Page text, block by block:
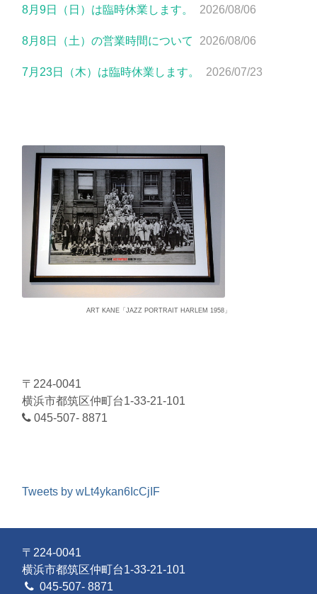
8月9日（日）は臨時休業します。 2026/08/06
8月8日（土）の営業時間について 2026/08/06
7月23日（木）は臨時休業します。 2026/07/23
ART KANE「JAZZ PORTRAIT HARLEM 1958」
〒224-0041
横浜市都筑区仲町台1-33-21-101
045-507- 8871
Tweets by wLt4ykan6IcCjIF
〒224-0041
横浜市都筑区仲町台1-33-21-101
045-507- 8871